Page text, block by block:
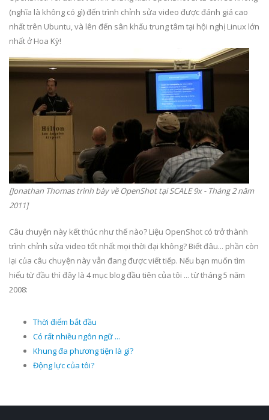
(nghĩa là không có gì) đến trình chỉnh sửa video được đánh giá cao
nhất trên Ubuntu, và lên đến sân khấu trung tâm tại hội nghị Linux lớn
nhất ở Hoa Kỳ!
[Jonathan Thomas trình bày về OpenShot tại SCALE 9x - Tháng 2 năm
2011]
Câu chuyện này kết thúc như thế nào? Liệu OpenShot có trở thành
trình chỉnh sửa video tốt nhất mọi thời đại không? Biết đâu... phần còn
lại của câu chuyện này vẫn đang được viết tiếp. Nếu bạn muốn tìm
hiểu từ đầu thì đây là 4 mục blog đầu tiên của tôi ... từ tháng 5 năm
2008:
Thời điểm bắt đầu
Có rất nhiều ngôn ngữ ...
Khung đa phương tiện là gì?
Động lực của tôi?